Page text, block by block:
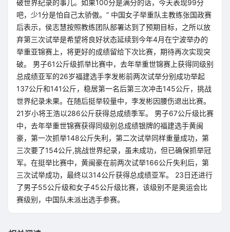
破世界纪录的事儿。如果100分是满分的话，今天表现99分
吧，少1分是怕自己太骄傲。” 中国女子举重队主教练张国政赛
后表示，侯志慧按照教练团队部署达到了预期目标，之所以放
弃第三次试举是希望将良好状态延续到今年4月在宁波举办的
举重亚锦赛上，将更好的成绩留给下次比赛，期待再次实现突
破。 男子61公斤级抓举比赛中，去年举重世锦赛上获得同级别
总成绩亚军的26岁福建选手李发彬前两次试举分别成功举起
137公斤和141公斤，稳居第一名后第三次冲击145公斤，挑战
世界纪录未果。在随后挺举较量中，李发彬因腰伤退出比赛。
21岁小将王浩以286公斤获得总成绩季军。 男子67公斤级比赛
中，去年举重世锦赛获得同级别总成绩银牌的福建选手黄闽
豪，第一次抓举148公斤失利，第二次试举同样重量成功，第
三次要了154公斤,挑战世界纪录，虽未成功，但已确保抓举冠
军。在挺举比赛中，黄闽豪在前两次试举166公斤失利后，第
三次试举成功，最终以314公斤获得总成绩亚军。 23日还进行
了男子55公斤级和女子45公斤级比赛，该级别不是奥运会比
赛级别，中国队未派出选手参赛。